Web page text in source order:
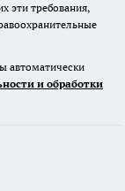
эти требования,
автоматически
и обработки